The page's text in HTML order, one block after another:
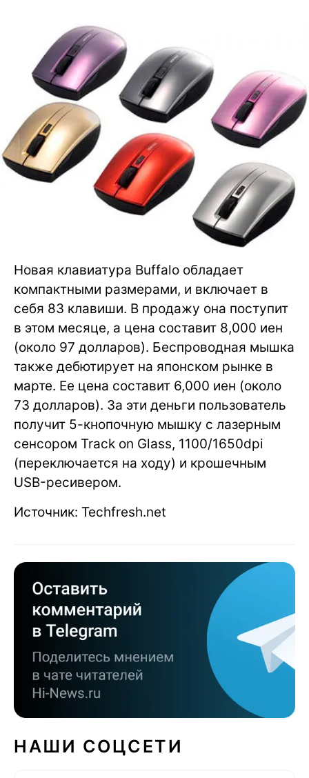
Новая клавиатура Buffalo обладает
компактными размерами, и включает в
себя 83 клавиши. В продажу она поступит
в этом месяце, а цена составит 8,000 иен
(около 97 долларов). Беспроводная мышка
также дебютирует на японском рынке в
марте. Ее цена составит 6,000 иен (около
73 долларов). За эти деньги пользователь
получит 5-кнопочную мышку с лазерным
сенсором Track on Glass, 1100/1650dpi
(переключается на ходу) и крошечным
USB-ресивером.
Источник: Techfresh.net
НАШИ СОЦСЕТИ